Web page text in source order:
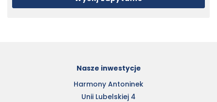
Nasze inwestycje
Harmony Antoninek
Unii Lubelskiej 4